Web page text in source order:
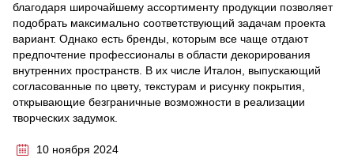
благодаря широчайшему ассортименту продукции позволяет
подобрать максимально соответствующий задачам проекта
вариант. Однако есть бренды, которым все чаще отдают
предпочтение профессионалы в области декорирования
внутренних пространств. В их числе Италон, выпускающий
согласованные по цвету, текстурам и рисунку покрытия,
открывающие безграничные возможности в реализации
творческих задумок.
10 ноября 2024